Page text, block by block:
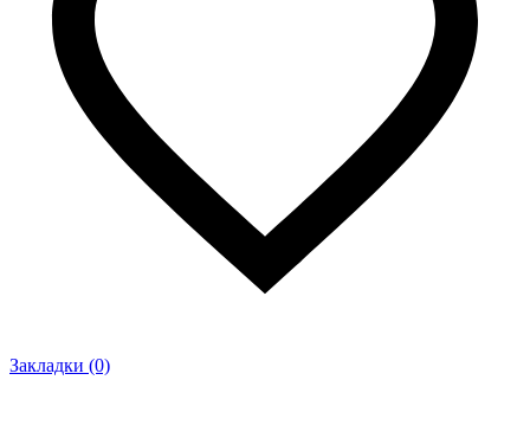
Закладки (0)